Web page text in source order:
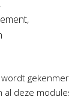
wordt
al deze